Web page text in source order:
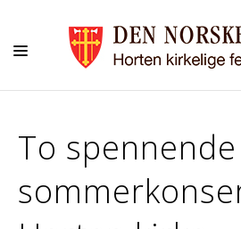
MENIGHETER
To spennende